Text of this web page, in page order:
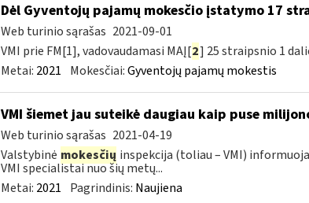
Dėl Gyventojų pajamų mokesčio įstatymo 17
Web turinio sąrašas 2021-09-01
VMI prie FM[1], vadovaudamasi MAĮ[2] 25 straipsnio 1
Metai: 2021 Mokesčiai:Gyventojų pajamų mokestis
VMI šiemet jau suteikė daugiau kaip puse
Web turinio sąrašas 2021-04-19
Valstybinė mokesčių inspekcija (toliau – VMI)
VMI specialistai nuo šių metų...
Metai: 2021 Pagrindinis: Naujiena